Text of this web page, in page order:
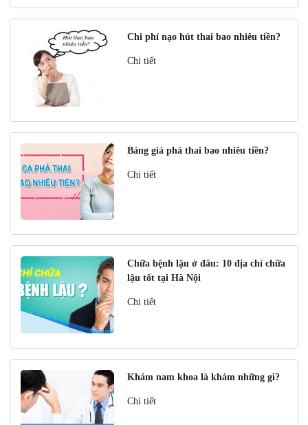
Chi phí nạo hút thai bao nhiêu tiền?
Chi tiết
Bảng giá phá thai bao nhiêu tiền?
Chi tiết
Chữa bệnh lậu ở đâu: 10 địa chỉ chữa
lậu tốt tại Hà Nội
Chi tiết
Khám nam khoa là khám những gì?
Chi tiết